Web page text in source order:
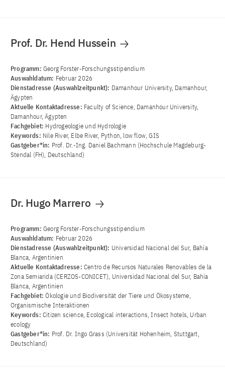
Prof. Dr. Hend Hussein
Programm: Georg Forster-Forschungsstipendium
Auswahldatum: Februar 2026
Dienstadresse (Auswahlzeitpunkt): Damanhour University, Damanhour,
Ägypten
Aktuelle Kontaktadresse: Faculty of Science, Damanhour University,
Damanhour, Ägypten
Fachgebiet: Hydrogeologie und Hydrologie
Keywords: Nile River, Elbe River, Python, low flow, GIS
Gastgeber*in: Prof. Dr.-Ing. Daniel Bachmann (Hochschule Magdeburg-
Stendal (FH), Deutschland)
Dr. Hugo Marrero
Programm: Georg Forster-Forschungsstipendium
Auswahldatum: Februar 2026
Dienstadresse (Auswahlzeitpunkt): Universidad Nacional del Sur, Bahía
Blanca, Argentinien
Aktuelle Kontaktadresse: Centro de Recursos Naturales Renovables de la
Zona Semiarida (CERZOS-CONICET), Universidad Nacional del Sur, Bahía
Blanca, Argentinien
Fachgebiet:Ökologie und Biodiversität der Tiere und Ökosysteme,
Organismische Interaktionen
Keywords: Citizen science, Ecological interactions, Insect hotels, Urban
ecology
Gastgeber*in: Prof. Dr. Ingo Grass (Universität Hohenheim, Stuttgart,
Deutschland)